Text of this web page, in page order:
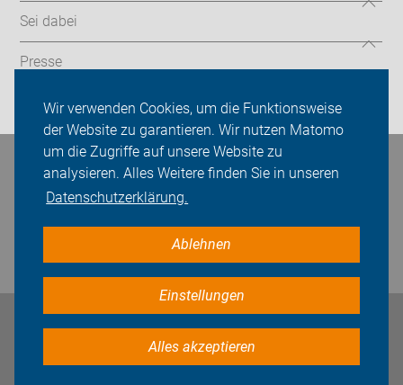
Wir verwenden Cookies, um die Funktionsweise
der Website zu garantieren. Wir nutzen Matomo
um die Zugriffe auf unsere Website zu
analysieren. Alles Weitere finden Sie in unseren
Datenschutzerklärung.
Ablehnen
Einstellungen
Alles akzeptieren
Sei dabei
Presse
Login
Bleiben Sie in Kontakt
Impressum Datenschutz Cookie-Einstellungen